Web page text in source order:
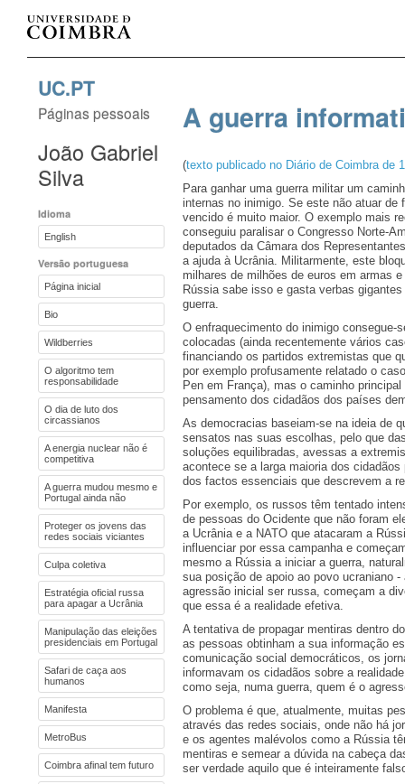
UC.PT
Páginas pessoais
João Gabriel
Silva
Idioma
English
Versão portuguesa
Página inicial
Bio
Wildberries
O algoritmo tem
responsabilidade
O dia de luto dos
circassianos
A energia nuclear não é
competitiva
A guerra mudou mesmo e
Portugal ainda não
Proteger os jovens das
redes sociais viciantes
Culpa coletiva
Estratégia oficial russa
para apagar a Ucrânia
Manipulação das eleições
presidenciais em Portugal
Safari de caça aos
humanos
Manifesta
MetroBus
Coimbra afinal tem futuro
A guerra
(texto publicado no Diário de Coimbra de
Para ganhar uma guerra militar um
internas no inimigo. Se este não atuar de
vencido é muito maior. O exemplo mais
conseguiu paralisar o Congresso Norte-
deputados da Câmara dos
a ajuda à Ucrânia. Militarmente, este
milhares de milhões de euros em armas
Rússia sabe isso e gasta verbas
guerra.
O enfraquecimento do inimigo consegue-
colocadas (ainda recentemente vários
financiando os partidos extremistas que
por exemplo profusamente relatado o
Pen em França), mas o caminho
pensamento dos cidadãos dos países
As democracias baseiam-se na ideia de
sensatos nas suas escolhas, pelo que
soluções equilibradas, avessas a
acontece se a larga maioria dos
dos factos essenciais que descrevem a
Por exemplo, os russos têm tentado
de pessoas do Ocidente que não foram
a Ucrânia e a NATO que atacaram a
influenciar por essa campanha e
mesmo a Rússia a iniciar a guerra,
sua posição de apoio ao povo ucraniano
agressão inicial ser russa, começam a
que essa é a realidade efetiva.
A tentativa de propagar mentiras dentro
as pessoas obtinham a sua informação
comunicação social democráticos, os
informavam os cidadãos sobre a
como seja, numa guerra, quem é o
O problema é que, atualmente, muitas
através das redes sociais, onde não há
e os agentes malévolos como a Rússia
mentiras e semear a dúvida na cabeça
ser verdade aquilo que é inteiramente